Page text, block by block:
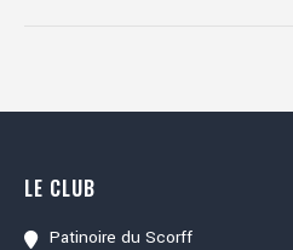
LE CLUB
Patinoire du Scorff